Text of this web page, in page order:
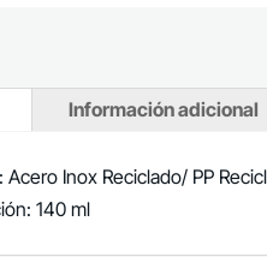
Información adicional
Inox Reciclado/ PP
140 ml